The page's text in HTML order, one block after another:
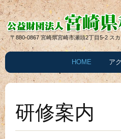
〒880-0867 宮崎県宮崎市瀬頭2丁目5-2 ス
HOME ア
研修案内